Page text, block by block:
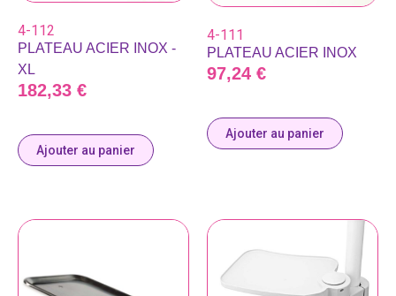
4-112
PLATEAU ACIER INOX -
XL
182,33 €
Ajouter au panier
4-111
PLATEAU ACIER INOX
97,24 €
Ajouter au panier